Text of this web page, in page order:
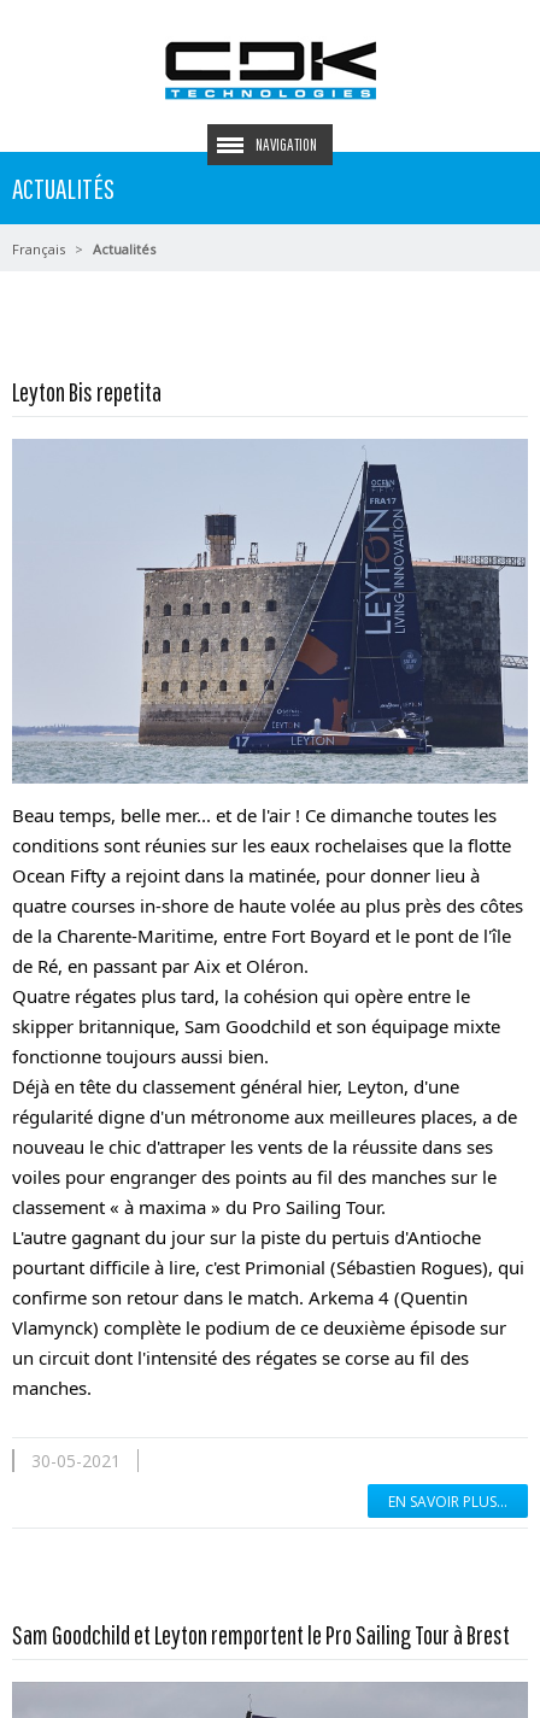
NAVIGATION
ACTUALITÉS
Français Actualités
Leyton Bis repetita
Beau temps, belle mer... et de l'air ! Ce dimanche toutes les
conditions sont réunies sur les eaux rochelaises que la flotte
Ocean Fifty a rejoint dans la matinée, pour donner lieu à
quatre courses in-shore de haute volée au plus près des côtes
de la Charente-Maritime, entre Fort Boyard et le pont de l'île
de Ré, en passant par Aix et Oléron.
Quatre régates plus tard, la cohésion qui opère entre le
skipper britannique, Sam Goodchild et son équipage mixte
fonctionne toujours aussi bien.
Déjà en tête du classement général hier, Leyton, d'une
régularité digne d'un métronome aux meilleures places, a de
nouveau le chic d'attraper les vents de la réussite dans ses
voiles pour engranger des points au fil des manches sur le
classement « à maxima » du Pro Sailing Tour.
L'autre gagnant du jour sur la piste du pertuis d'Antioche
pourtant difficile à lire, c'est Primonial (Sébastien Rogues), qui
confirme son retour dans le match. Arkema 4 (Quentin
Vlamynck) complète le podium de ce deuxième épisode sur
un circuit dont l'intensité des régates se corse au fil des
manches.
30-05-2021
EN SAVOIR PLUS...
Sam Goodchild et Leyton remportent le Pro Sailing Tour à Brest